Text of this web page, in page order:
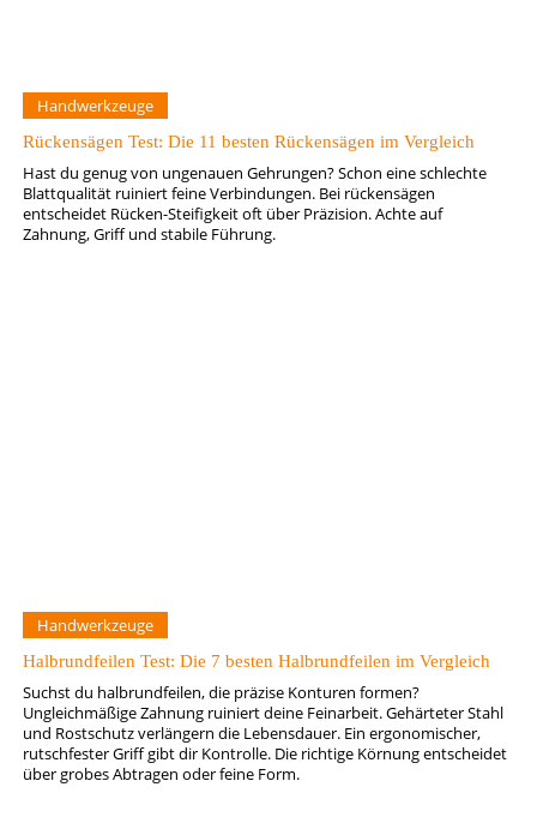
Handwerkzeuge
Rückensägen Test: Die 11 besten Rückensägen im Vergleich
Hast du genug von ungenauen Gehrungen? Schon eine schlechte
Blattqualität ruiniert feine Verbindungen. Bei rückensägen
entscheidet Rücken-Steifigkeit oft über Präzision. Achte auf
Zahnung, Griff und stabile Führung.
Handwerkzeuge
Halbrundfeilen Test: Die 7 besten Halbrundfeilen im Vergleich
Suchst du halbrundfeilen, die präzise Konturen formen?
Ungleichmäßige Zahnung ruiniert deine Feinarbeit. Gehärteter Stahl
und Rostschutz verlängern die Lebensdauer. Ein ergonomischer,
rutschfester Griff gibt dir Kontrolle. Die richtige Körnung entscheidet
über grobes Abtragen oder feine Form.